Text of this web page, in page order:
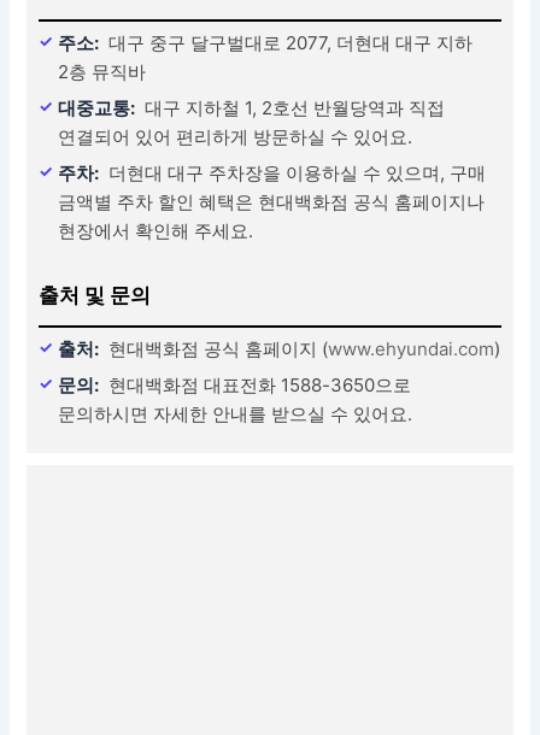
주소: 대구 중구 달구벌대로 2077, 더현대 대구 지하
2층 뮤직바
대중교통: 대구 지하철 1, 2호선 반월당역과 직접
연결되어 있어 편리하게 방문하실 수 있어요.
주차: 더현대 대구 주차장을 이용하실 수 있으며, 구매
금액별 주차 할인 혜택은 현대백화점 공식 홈페이지나
현장에서 확인해 주세요.
출처 및 문의
출처: 현대백화점 공식 홈페이지 (www.ehyundai.com)
문의: 현대백화점 대표전화 1588-3650으로
문의하시면 자세한 안내를 받으실 수 있어요.